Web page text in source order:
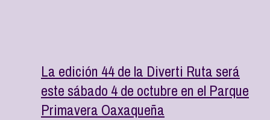
La edición 44 de la Diverti Ruta será
este sábado 4 de octubre en el Parque
Primavera Oaxaqueña